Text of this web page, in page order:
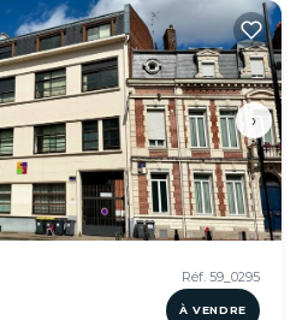
›
Réf. 59_0295
À VENDRE